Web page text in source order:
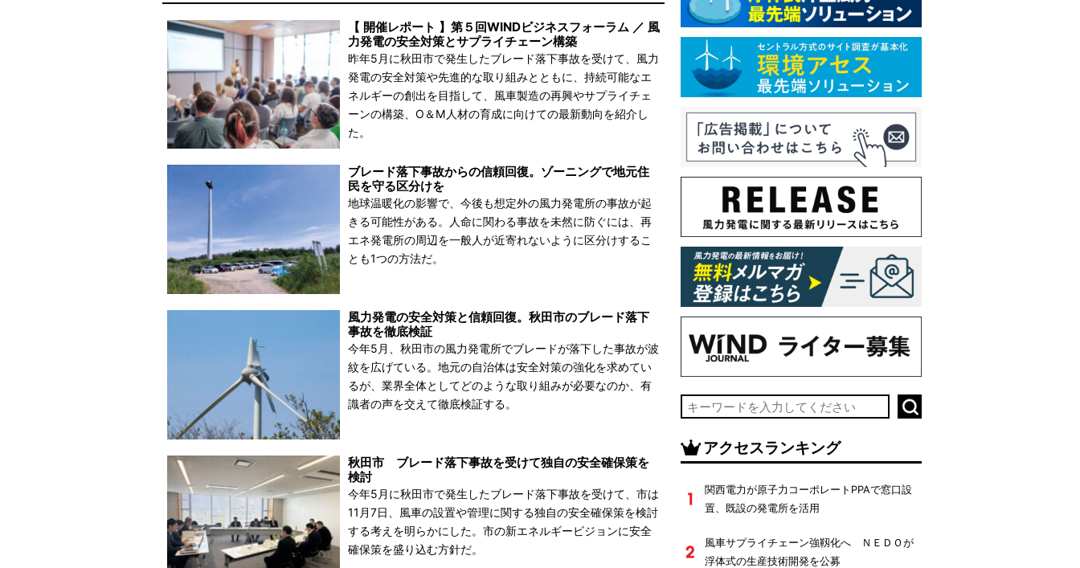
昨年5月に秋田市で発生したブレード落下事故を受けて、風力
発電の安全対策や先進的な取り組みとともに、持続可能なエ
ネルギーの創出を目指して、風車製造の再興やサプライチェ
ーンの構築、O＆M人材の育成に向けての最新動向を紹介し
た。
【 開催レポート 】第５回WINDビジネスフォーラム ／ 風
力発電の安全対策とサプライチェーン構築
地球温暖化の影響で、今後も想定外の風力発電所の事故が起
きる可能性がある。人命に関わる事故を未然に防ぐには、再
エネ発電所の周辺を一般人が近寄れないように区分けするこ
とも1つの方法だ。
ブレード落下事故からの信頼回復。ゾーニングで地元住
民を守る区分けを
今年5月、秋田市の風力発電所でブレードが落下した事故が波
紋を広げている。地元の自治体は安全対策の強化を求めてい
るが、業界全体としてどのような取り組みが必要なのか、有
識者の声を交えて徹底検証する。
風力発電の安全対策と信頼回復。秋田市のブレード落下
事故を徹底検証
今年5月に秋田市で発生したブレード落下事故を受けて、市は
11月7日、風車の設置や管理に関する独自の安全確保策を検討
する考えを明らかにした。市の新エネルギービジョンに安全
確保策を盛り込む方針だ。
秋田市 ブレード落下事故を受けて独自の安全確保策を
検討
アクセスランキング
関西電力が原子力コーポレートPPAで窓口設
置、既設の発電所を活用
風車サプライチェーン強靱化へ ＮＥＤＯが
浮体式の生産技術開発を公募